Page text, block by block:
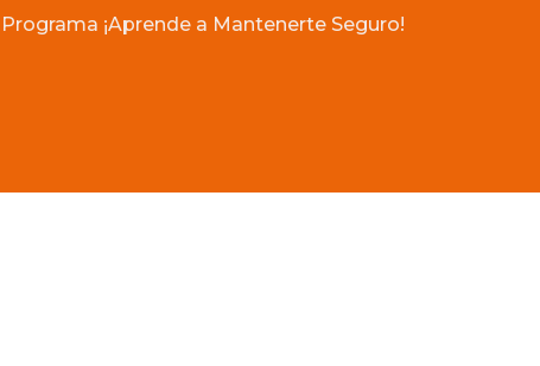
Programa ¡Aprende a Mantenerte Seguro!